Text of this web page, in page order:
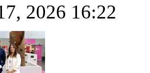
2026 16:22